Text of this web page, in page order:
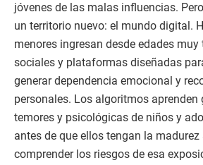
jóvenes de las malas influencias.
un territorio nuevo: el mundo digital.
menores ingresan desde edades
sociales y plataformas diseñadas
generar dependencia emocional y
personales. Los algoritmos aprenden
temores y psicológicas de niños y
antes de que ellos tengan la
comprender los riesgos de esa